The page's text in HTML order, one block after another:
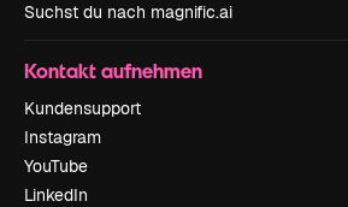
Suchst du nach magnific.ai
Kontakt aufnehmen
Kundensupport
Instagram
YouTube
LinkedIn